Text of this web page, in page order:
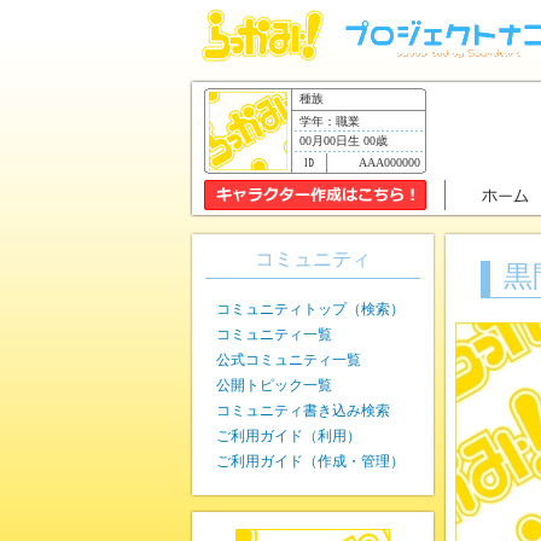
種族
学年：職業
00月00日生 00歳
AAA000000
黒
コミュニティ
コミュニティトップ（検索）
コミュニティ一覧
公式コミュニティ一覧
公開トピック一覧
コミュニティ書き込み検索
ご利用ガイド（利用）
ご利用ガイド（作成・管理）